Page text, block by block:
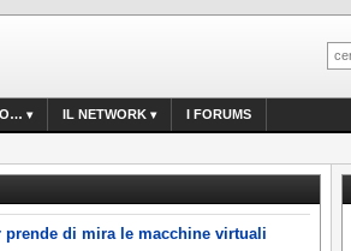
IL NETWORK I FORUMS
prende di mira le macchine virtuali